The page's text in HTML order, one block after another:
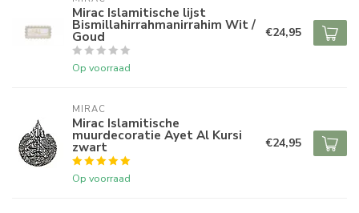
Mirac Islamitische lijst
Bismillahirrahmanirrahim Wit /
Goud
Op voorraad
€24,95
MIRAC
Mirac Islamitische
muurdecoratie Ayet Al Kursi
zwart
Op voorraad
€24,95